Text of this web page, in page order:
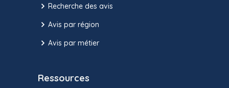
Recherche des avis
Avis par région
Avis par métier
Ressources